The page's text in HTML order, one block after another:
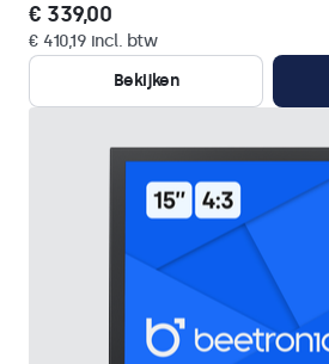
€ 339,00
€ 410,19 incl. btw
Bekijken